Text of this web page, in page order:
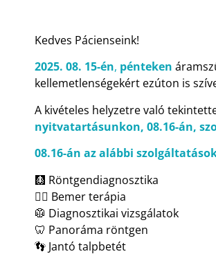
Kedves Pácienseink!
2025. 08. 15-én, pénteken
kellemetlenségekért ezúton is
A kivételes helyzetre való
nyitvatartásunkon, 08.16-án,
08.16-án az alábbi
🩻 Röntgendiagnosztika
👨‍⚕️ Bemer terápia
🥼 Diagnosztikai vizsgálatok
🦷 Panoráma röntgen
👣 Jantó talpbetét